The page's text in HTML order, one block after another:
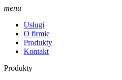
menu
Usługi
O firmie
Produkty
Kontakt
Produkty